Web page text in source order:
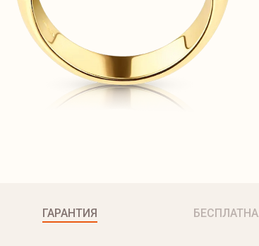
ГАРАНТИЯ